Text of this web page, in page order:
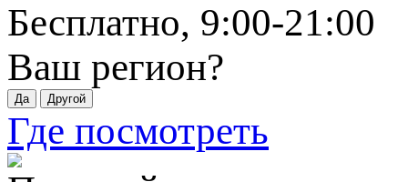
Бесплатно, 9:00-21:00
Ваш регион?
Где посмотреть